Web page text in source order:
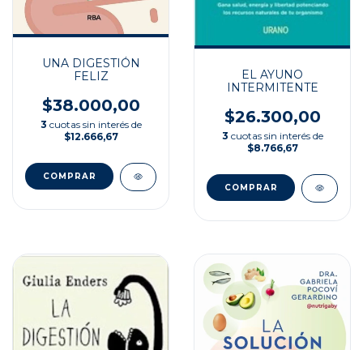
UNA DIGESTIÓN
FELIZ
$38.000,00
3 cuotas sin interés de
$12.666,67
EL AYUNO
INTERMITENTE
$26.300,00
3 cuotas sin interés de
$8.766,67